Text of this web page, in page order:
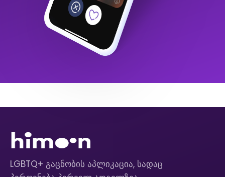
LGBTQ+ გაცნობის აპლიკაცია, სადაც